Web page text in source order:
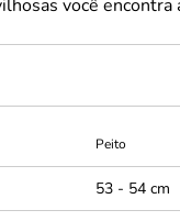
você
Peito
53 - 54 cm